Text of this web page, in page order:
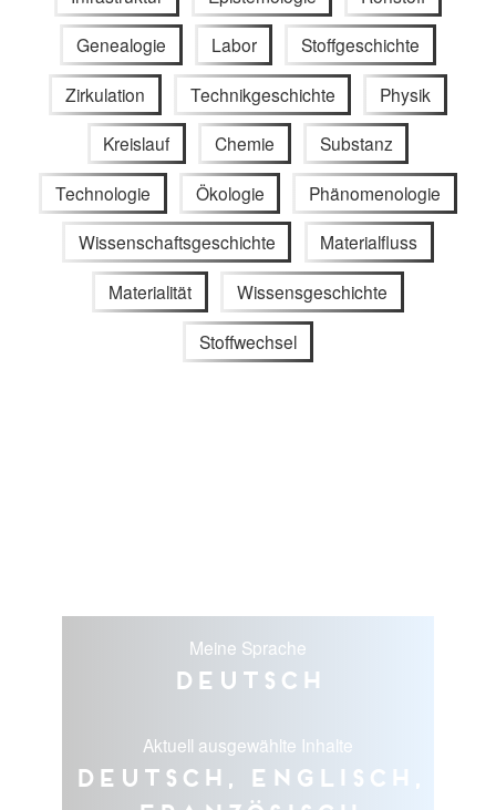
Genealogie Labor Stoffgeschichte
Zirkulation Technikgeschichte Physik
Kreislauf Chemie Substanz
Technologie Ökologie Phänomenologie
Wissenschaftsgeschichte Materialfluss
Materialität Wissensgeschichte
Stoffwechsel
Meine Sprache
Deutsch
Aktuell ausgewählte Inhalte
Deutsch, Englisch,